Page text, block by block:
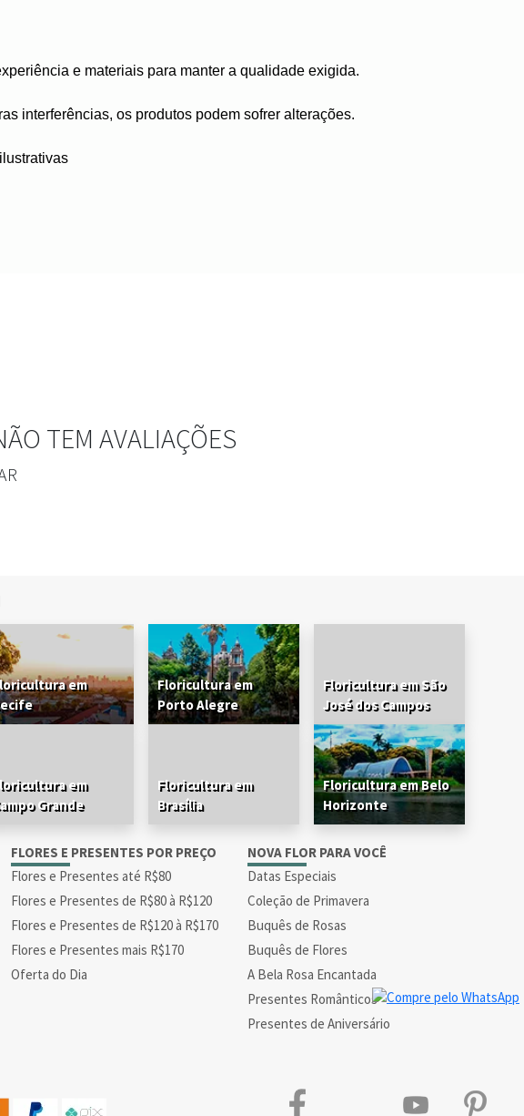
e materiais para manter a qualidade exigida.
interferências, os produtos podem sofrer alterações.
TEM AVALIAÇÕES
em
Floricultura em
Porto Alegre
Floricultura em São
José dos Campos
em
Grande
Floricultura em
Brasília
Floricultura em Belo
Horizonte
FLORES E PRESENTES POR PREÇO
Flores e Presentes até R$80
Flores e Presentes de R$80 à R$120
Flores e Presentes de R$120 à R$170
Flores e Presentes mais R$170
Oferta do Dia
NOVA FLOR PARA VOCÊ
Datas Especiais
Coleção de Primavera
Buquês de Rosas
Buquês de Flores
A Bela Rosa Encantada
Presentes Românticos
Presentes de Aniversário